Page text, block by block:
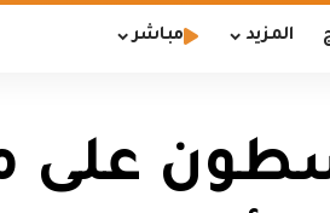
المزيد مباشر